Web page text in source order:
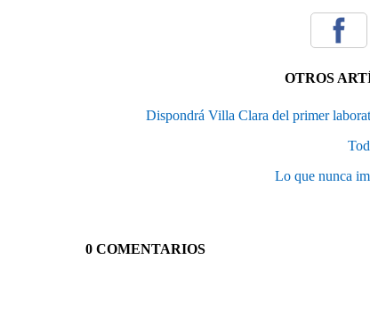
OTROS
Dispondrá Villa Clara del primer
Lo que nunca
0 COMENTARIOS